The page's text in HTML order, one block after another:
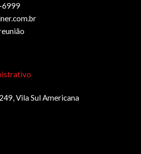
6999
Vila Sul Americana